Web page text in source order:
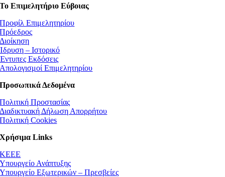
Το Επιμελητήριο Εύβοιας
Προφίλ Επιμελητηρίου
Πρόεδρος
Διοίκηση
Ίδρυση – Ιστορικό
Έντυπες Εκδόσεις
Απολογισμοί Επιμελητηρίου
Προσωπικά Δεδομένα
Πολιτική Προστασίας
Διαδικτυακή Δήλωση Απορρήτου
Πολιτική Cookies
Χρήσιμα Links
ΚEEE
Υπουργείο Ανάπτυξης
Υπουργείο Εξωτερικών – Πρεσβείες